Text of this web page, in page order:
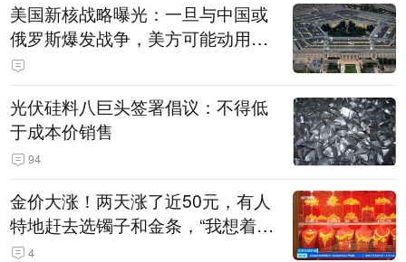
美国新核战略曝光：一旦与中国或
俄罗斯爆发战争，美方可能动用战
术核武器
光伏硅料八巨头签署倡议：不得低
于成本价销售
94
金价大涨！两天涨了近50元，有人
特地赶去选镯子和金条，“我想着买
起来可以保值，小批量进一些货”
4